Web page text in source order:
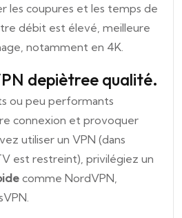
les coupures et les temps de
débit est élevé, meilleure
notamment en 4K.
depiètree qualité.
ou peu performants
connexion et provoquer
utiliser un VPN (dans
est restreint), privilégiez un
comme NordVPN,